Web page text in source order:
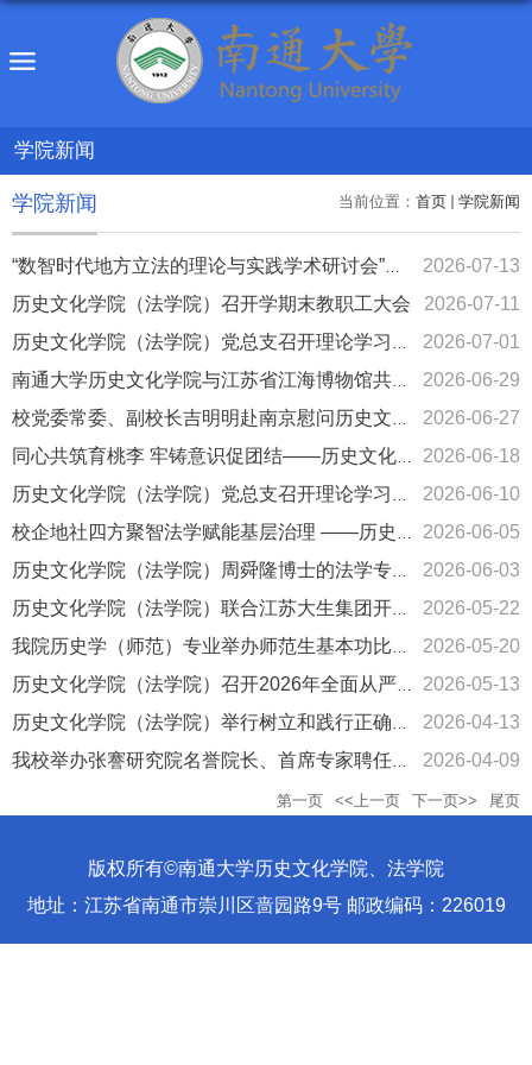
学院新闻
当前位置： 首页 学院新闻
学院新闻
“数智时代地方立法的理论与实践学术研讨会”在 南通大学举办
2026-07-13
历史文化学院（法学院）召开学期末教职工大会
2026-07-11
历史文化学院（法学院）党总支召开理论学习中心组（扩大）学习会 2026-07-01
南通大学历史文化学院与江苏省江海博物馆共建人才培养基地 2026-06-29
校党委常委、副校长吉明明赴南京慰问历史文化学院（法学院）招生... 2026-06-27
同心共筑育桃李 牢铸意识促团结——历史文化学院（法学院）开展“... 2026-06-18
历史文化学院（法学院）党总支召开理论学习中心组（扩大）学习会 2026-06-10
校企地社四方聚智法学赋能基层治理 ——历史文化学院（法学院）赴... 2026-06-05
历史文化学院（法学院）周舜隆博士的法学专著出版 2026-06-03
历史文化学院（法学院）联合江苏大生集团开展主题党日活动暨支部... 2026-05-22
我院历史学（师范）专业举办师范生基本功比赛决赛 2026-05-20
历史文化学院（法学院）召开2026年全面从严治党工作会议 2026-05-13
历史文化学院（法学院）举行树立和践行正确政绩观学习教育专题读... 2026-04-13
我校举办张謇研究院名誉院长、首席专家聘任仪式暨江苏省张謇研究... 2026-04-09
第一页 <<上一页 下一页>> 尾页
版权所有©南通大学历史文化学院、法学院
地址：江苏省南通市崇川区啬园路9号 邮政编码：226019